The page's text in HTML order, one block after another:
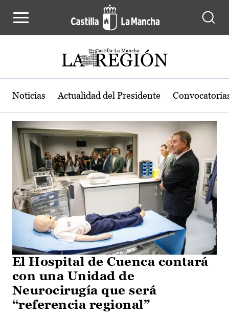
Actualidad de la región de Castilla-
Noticias Actualidad del Presidente
El Hospital de Cuenca contará
con una Unidad de
Neurocirugía que será
“referencia regional”